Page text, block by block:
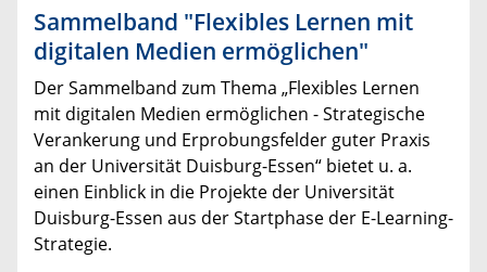
Sammelband "Flexibles Lernen mit
digitalen Medien ermöglichen"
​Der Sammelband zum Thema „Flexibles Lernen
mit digitalen Medien ermöglichen - Strategische
Verankerung und Erprobungsfelder guter Praxis
an der Universität Duisburg-Essen“ bietet u. a.
einen Einblick in die Projekte der Universität
Duisburg-Essen aus der Startphase der E-Learning-
Strategie.